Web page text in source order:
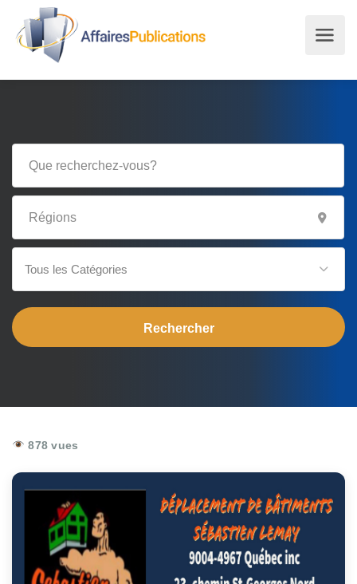
Tous les Catégories
878 vues